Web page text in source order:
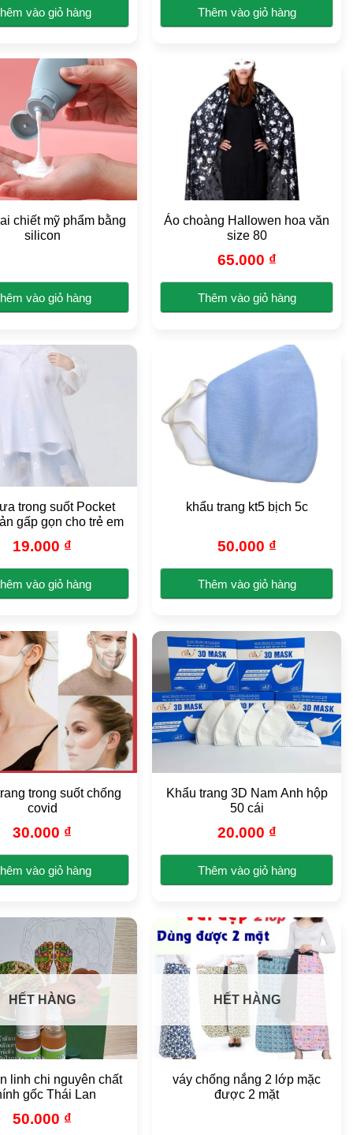
trang
phẩm
trang
vào giỏ hàng
này
có
nhiều
biến
Các
tùy
chọn
có
thể
trang
phẩm
Thêm vào giỏ hàng
này
có
nhiều
biến
thể.
chọn
có
thể
được
trang
chiết mỹ phẩm bằng
silicon
vào giỏ hàng
Áo choàng Hallowen hoa văn
size 80
65.000 ₫
Thêm vào giỏ hàng
này
chọn
có
được
trang
phẩm
trong suốt Pocket
gấp gọn cho trẻ em
19.000 ₫
vào giỏ hàng
này
có
nhiều
biến
thể.
Các
tùy
chọn
có
thể
được
trang
phẩm
khẩu trang kt5 bịch 5c
50.000 ₫
Thêm vào giỏ hàng
trong suốt chống
covid
30.000 ₫
vào giỏ hàng
Khẩu trang 3D Nam Anh hộp
50 cái
20.000 ₫
Thêm vào giỏ hàng
HẾT HÀNG
linh chi nguyên chất
gốc Thái Lan
50.000 ₫
HẾT HÀNG
váy chống nắng 2 lớp mặc
được 2 mặt